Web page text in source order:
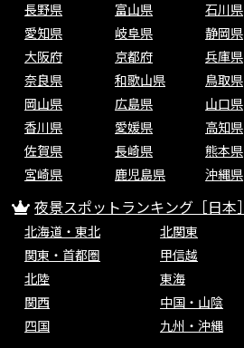
長野県
富山県 石川県
愛知県
岐阜県 静岡県
大阪府
京都府 兵庫県
奈良県
和歌山県 鳥取県
岡山県
広島県 山口県
香川県
愛媛県 高知県
佐賀県
長崎県 熊本県
宮崎県
鹿児島県 沖縄県
夜景スポットランキング［日本］
北海道・東北
北関東
関東・首都圏
甲信越
北陸
東海
関西
中国・山陰
四国
九州・沖縄